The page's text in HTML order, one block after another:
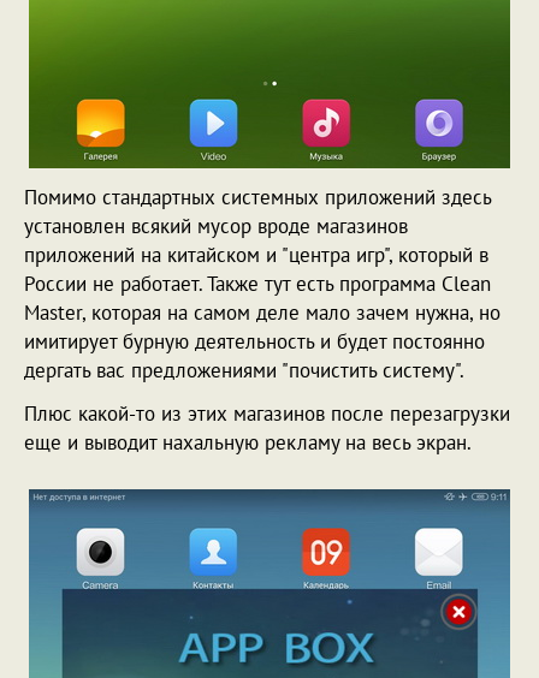
Помимо стандартных системных приложений здесь
установлен всякий мусор вроде магазинов
приложений на китайском и "центра игр", который в
России не работает. Также тут есть программа Clean
Master, которая на самом деле мало зачем нужна, но
имитирует бурную деятельность и будет постоянно
дергать вас предложениями "почистить систему".
Плюс какой-то из этих магазинов после перезагрузки
еще и выводит нахальную рекламу на весь экран.